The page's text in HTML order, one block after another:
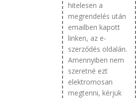
hitelesen a
megrendelés után
emailben kapott
linken, az e-
szerződés oldalán.
Amennyiben nem
szeretné ezt
elektromosan
megtenni, kérjük